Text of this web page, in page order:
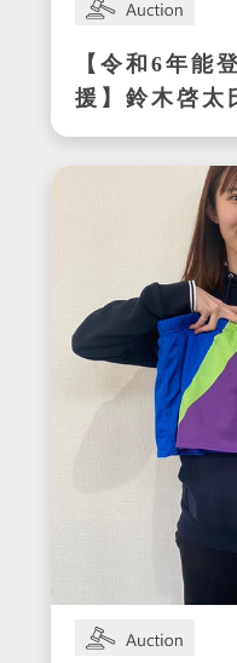
【令和6年能
援】鈴木啓
CUP かつし
ジョンマッ
明和ユニフ